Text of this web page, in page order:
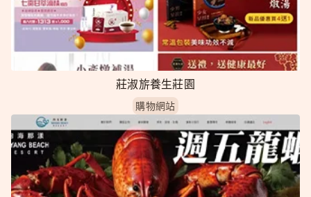
莊淑旂養生莊園
購物網站